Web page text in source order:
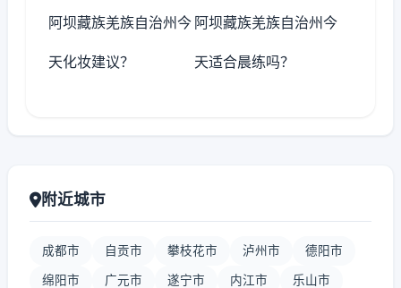
阿坝藏族羌族自治州今
天化妆建议？
阿坝藏族羌族自治州今
天适合晨练吗？
附近城市
成都市 自贡市 攀枝花市 泸州市 德阳市
绵阳市 广元市 遂宁市 内江市 乐山市